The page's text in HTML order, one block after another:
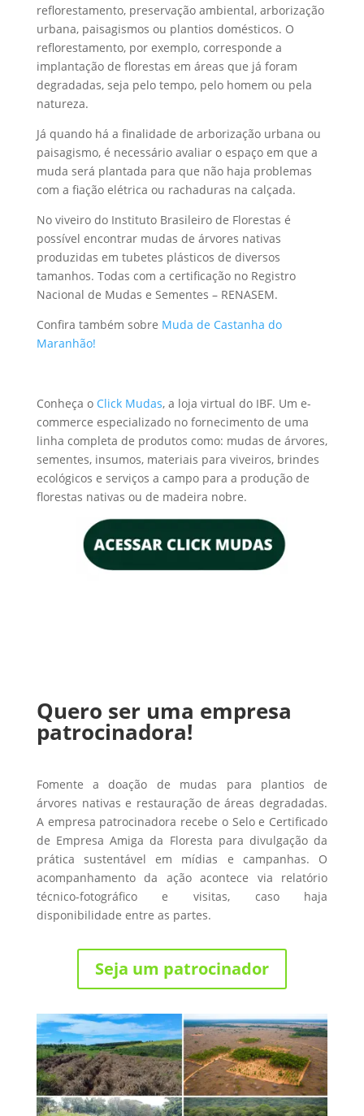
reflorestamento, preservação ambiental, arborização
urbana, paisagismos ou plantios domésticos. O
reflorestamento, por exemplo, corresponde a
implantação de florestas em áreas que já foram
degradadas, seja pelo tempo, pelo homem ou pela
natureza.
Já quando há a finalidade de arborização urbana ou
paisagismo, é necessário avaliar o espaço em que a
muda será plantada para que não haja problemas
com a fiação elétrica ou rachaduras na calçada.
No viveiro do Instituto Brasileiro de Florestas é
possível encontrar mudas de árvores nativas
produzidas em tubetes plásticos de diversos
tamanhos. Todas com a certificação no Registro
Nacional de Mudas e Sementes – RENASEM.
Confira também sobre Muda de Castanha do
Maranhão!
Conheça o Click Mudas, a loja virtual do IBF. Um e-
commerce especializado no fornecimento de uma
linha completa de produtos como: mudas de árvores,
sementes, insumos, materiais para viveiros, brindes
ecológicos e serviços a campo para a produção de
florestas nativas ou de madeira nobre.
Quero ser uma empresa
patrocinadora!
Fomente a doação de mudas para plantios de
árvores nativas e restauração de áreas degradadas.
A empresa patrocinadora recebe o Selo e Certificado
de Empresa Amiga da Floresta para divulgação da
prática sustentável em mídias e campanhas. O
acompanhamento da ação acontece via relatório
técnico-fotográfico e visitas, caso haja
disponibilidade entre as partes.
Seja um patrocinador